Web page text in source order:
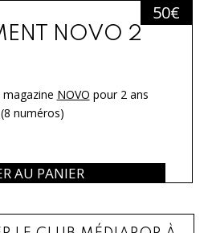
NOVO 2
50€
NOVO pour 2 ans
(8 numéros)
AU PANIER